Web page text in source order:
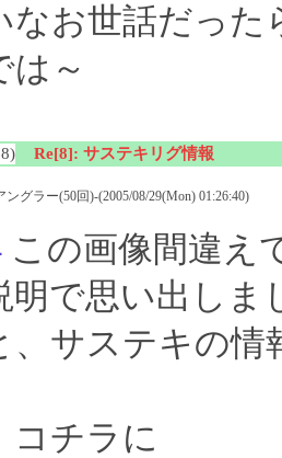
なお世話だっ
は～
Re[8]: サステキリグ情報
ングラー(50回)-(2005/08/29(Mon) 01:26:40)
この画像間違え
明で思い出しま
、サステキの
コチラに